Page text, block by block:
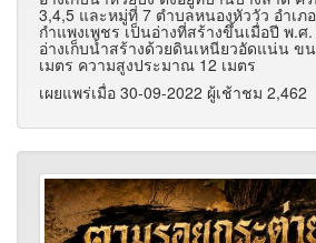
3,4,5 และหมู่ที่ 7 ตำบลหนองหัววัว อำเภ
กำแพงเพชร เป็นอ่างที่สร้างขึ้นเมื่อปี พ.
อ่างเก็บน้ำสร้างด้วยดินเหนียวอัดแน่น ข
เมตร ความสูงประมาณ 12 เมตร
เผยแพร่เมื่อ 30-09-2022 ผู้เช้าชม 2,462